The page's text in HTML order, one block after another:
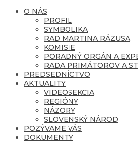
O NÁS
PROFIL
SYMBOLIKA
RAD MARTINA RÁZUSA
KOMISIE
PORADNÝ ORGÁN A
RADA PRIMÁTOROV A
PREDSEDNÍCTVO
AKTUALITY
VIDEOSEKCIA
REGIÓNY
NÁZORY
SLOVENSKÝ NÁROD
POZÝVAME VÁS
DOKUMENTY